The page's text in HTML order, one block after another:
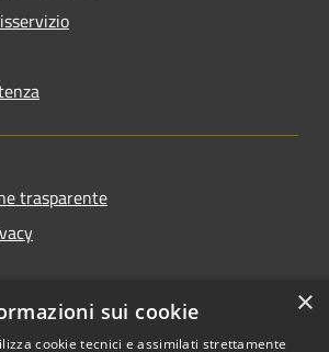
trasparente
accessibilità
×
sui cookie
cookie tecnici e assimilati strettamente